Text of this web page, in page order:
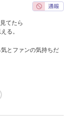
てたら
る。
とファンの気持ちだ